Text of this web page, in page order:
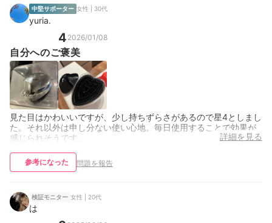
中堅サポーター 女性 | 30代
yuria.
4 2026/01/08
自分へのご褒美
見た目はかわいいですが、少し持ちずらさがあるので星4としまし
た。それ以外は申し分ない使い心地。毎日使用することで効果が
感じられそうです。
詳細を見る
参考になった 問題を報告
検証モニター 女性 | 20代
は